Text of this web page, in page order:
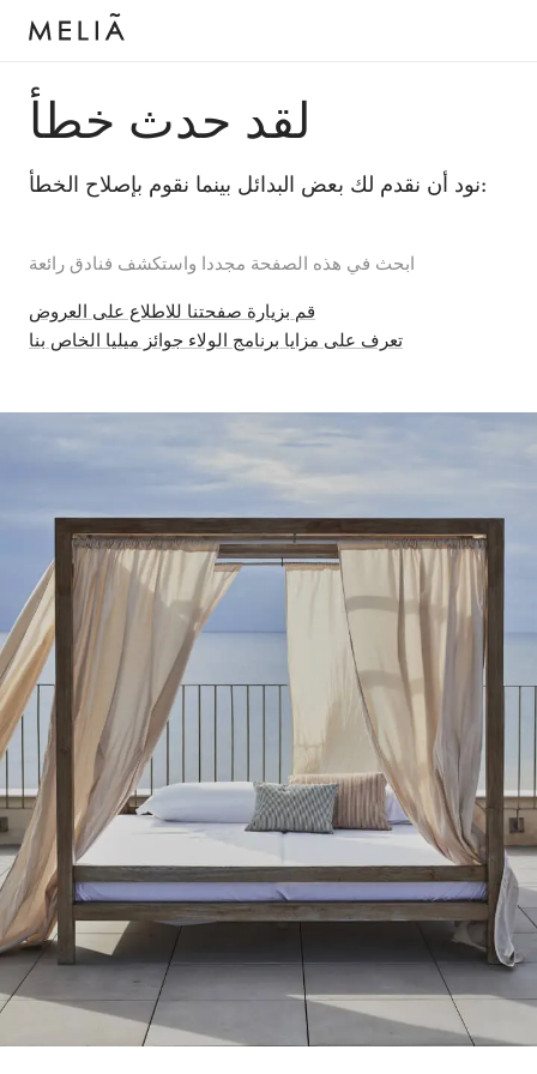
لقد حدث خطأ
نود أن نقدم لك بعض البدائل بينما نقوم بإصلاح الخطأ:
ابحث في هذه الصفحة مجددا واستكشف فنادق رائعة
قم بزيارة صفحتنا للاطلاع على العروض
تعرف على مزايا برنامج الولاء جوائز ميليا الخاص بنا